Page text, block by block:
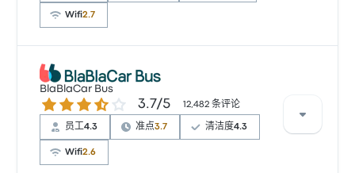
Wifi2.7
根据 15005 条评论，该公司在 Busbud 上被评为 3.5 颗
星。旅客对 车票资源 和 温度 特别满意，但对 无线上网
经常有所抱怨。 FlixBus 在此路线提供的票价为 ¥131 起
BlaBlaCar Bus
3.7 / 5 星 3.7/5 12,482 条评论
员工4.3 准点3.7 清洁度4.3
Wifi2.6